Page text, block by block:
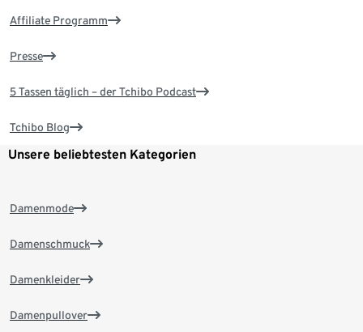
Affiliate Programm
Presse
5 Tassen täglich – der Tchibo Podcast
Tchibo Blog
Unsere beliebtesten Kategorien
Damenmode
Damenschmuck
Damenkleider
Damenpullover